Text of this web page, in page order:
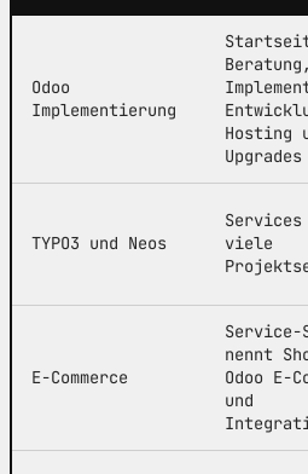
Odoo
Implementierung
Beratung,
Hosting
Upgrades
TYPO3 und Neos
Services
viele
E-Commerce
Service-
nennt
Odoo E-
und